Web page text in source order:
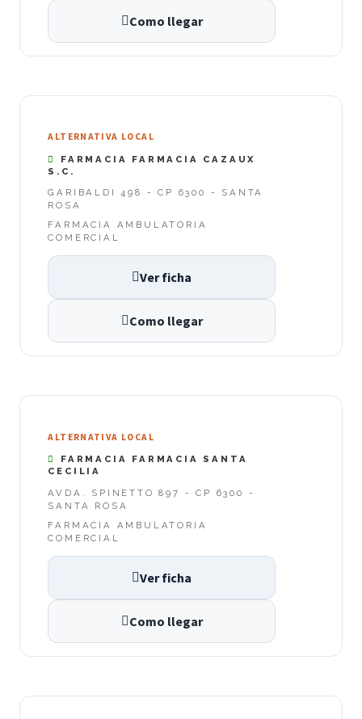
Como llegar
ALTERNATIVA LOCAL
FARMACIA FARMACIA CAZAUX
S.C.
GARIBALDI 498 - CP 6300 - SANTA
ROSA
FARMACIA AMBULATORIA
COMERCIAL
Ver ficha
Como llegar
ALTERNATIVA LOCAL
FARMACIA FARMACIA SANTA
CECILIA
AVDA. SPINETTO 897 - CP 6300 -
SANTA ROSA
FARMACIA AMBULATORIA
COMERCIAL
Ver ficha
Como llegar